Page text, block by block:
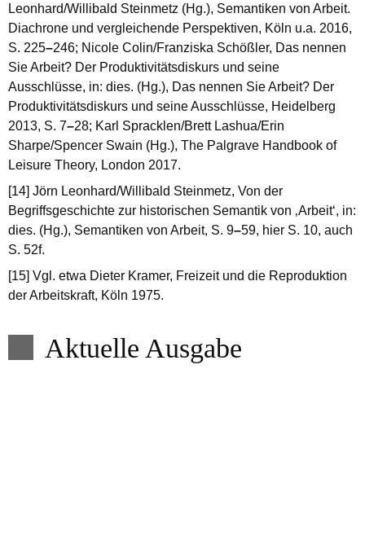
Leonhard/Willibald Steinmetz (Hg.), Semantiken von Arbeit.
Diachrone und vergleichende Perspektiven, Köln u.a. 2016,
S. 225–246; Nicole Colin/Franziska Schößler, Das nennen
Sie Arbeit? Der Produktivitätsdiskurs und seine
Ausschlüsse, in: dies. (Hg.), Das nennen Sie Arbeit? Der
Produktivitätsdiskurs und seine Ausschlüsse, Heidelberg
2013, S. 7–28; Karl Spracklen/Brett Lashua/Erin
Sharpe/Spencer Swain (Hg.), The Palgrave Handbook of
Leisure Theory, London 2017.
[14] Jörn Leonhard/Willibald Steinmetz, Von der
Begriffsgeschichte zur historischen Semantik von ‚Arbeit‘, in:
dies. (Hg.), Semantiken von Arbeit, S. 9–59, hier S. 10, auch
S. 52f.
[15] Vgl. etwa Dieter Kramer, Freizeit und die Reproduktion
der Arbeitskraft, Köln 1975.
Aktuelle Ausgabe